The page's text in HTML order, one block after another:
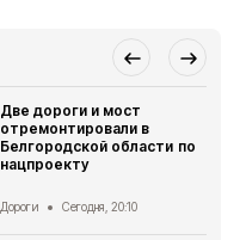
Две дороги и мост
отремонтировали в
Белгородской области по
нацпроекту
Дороги Сегодня, 20:10